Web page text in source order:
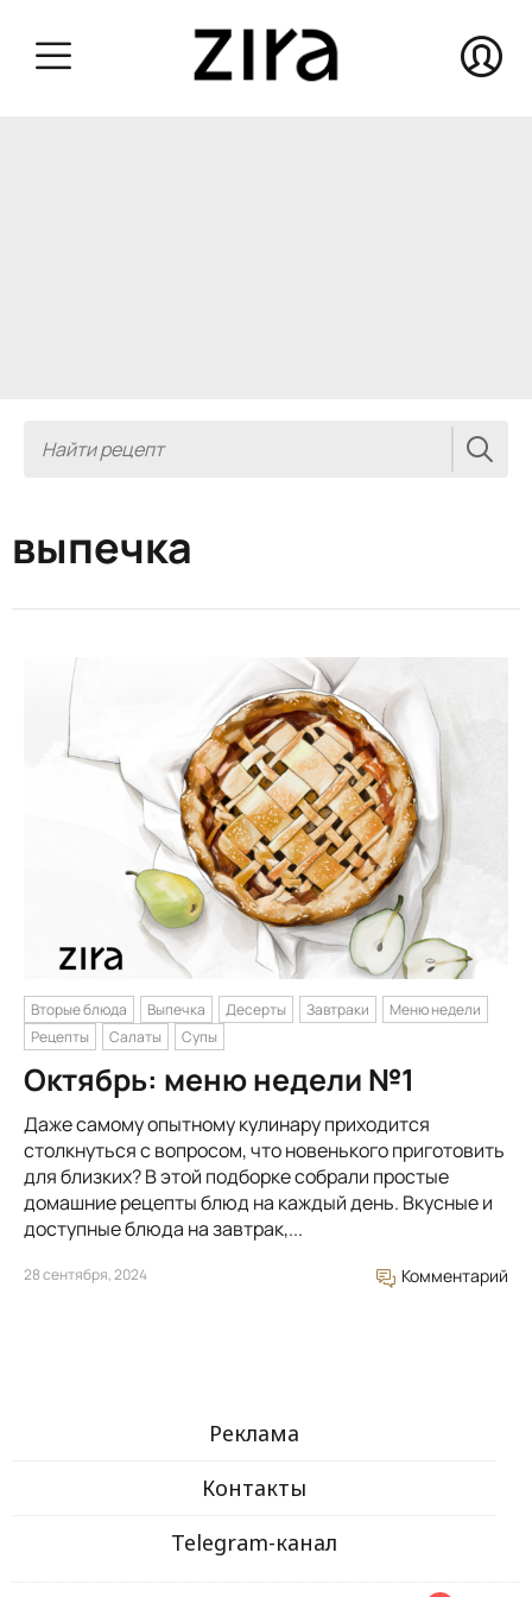
выпечка
Вторые блюда Выпечка Десерты Завтраки
Меню недели
Рецепты
Салаты Супы
Октябрь: меню недели №1
Даже самому опытному кулинару приходится
столкнуться с вопросом, что новенького приготовить
для близких? В этой подборке собрали простые
домашние рецепты блюд на каждый день. Вкусные и
доступные блюда на завтрак,...
28 сентября, 2024 Комментарий
Реклама
Контакты
Telegram-канал